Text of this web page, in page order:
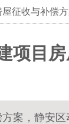
征收与补偿
项目
案，静安